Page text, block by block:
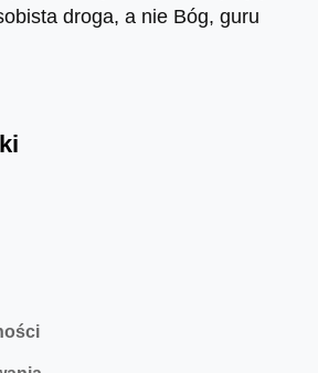
droga, a nie Bóg, guru